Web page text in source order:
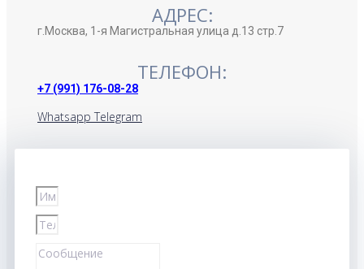
АДРЕС:
г.Москва, 1-я Магистральная улица д.13 стр.7
ТЕЛЕФОН:
+7 (991) 176-08-28
Whatsapp Telegram